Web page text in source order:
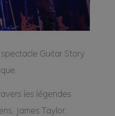
spectacle Guitar Story
les légendes
James Taylor,